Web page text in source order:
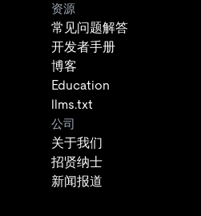
资源
常见问题解答
开发者手册
博客
Education
llms.txt
公司
关于我们
招贤纳士
新闻报道